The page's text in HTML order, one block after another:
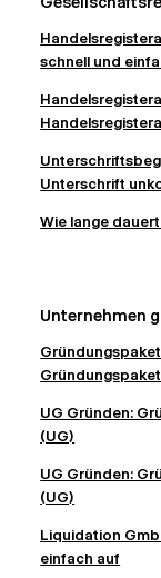
schnell und
Unterschrift
Wie lange
Unternehmen
UG Gründen:
(UG)
UG Gründen:
(UG)
Liquidation
einfach auf